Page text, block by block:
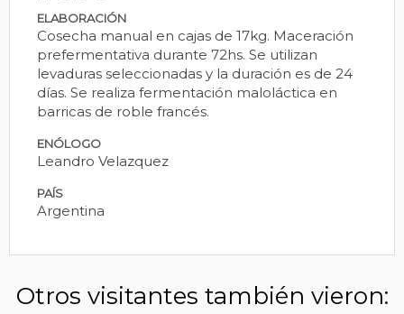
ELABORACIÓN
Cosecha manual en cajas de 17kg. Maceración
prefermentativa durante 72hs. Se utilizan
levaduras seleccionadas y la duración es de 24
días. Se realiza fermentación maloláctica en
barricas de roble francés.
ENÓLOGO
Leandro Velazquez
PAÍS
Argentina
Otros visitantes también vieron: